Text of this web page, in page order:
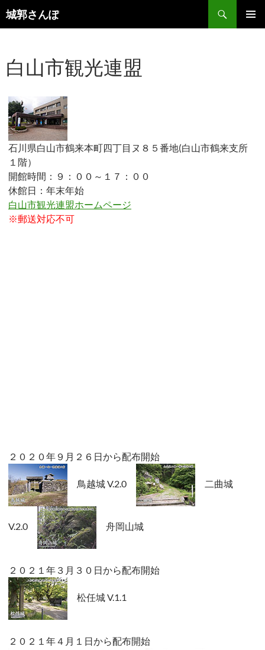
コ
ン
ツ
へ
キ
ッ
プ
城郭さんぽ
検
索
白山市観光連盟
石川県白山市鶴来本町四丁目ヌ８５番地(白山市鶴来支所
１階）
開館時間：９：００～１７：００
休館日：年末年始
白山市観光連盟ホームページ
※郵送対応不可
２０２０年９月２６日から配布開始
鳥越城 V.2.0 二曲城
V.2.0 舟岡山城
２０２１年３月３０日から配布開始
松任城 V.1.1
２０２１年４月１日から配布開始